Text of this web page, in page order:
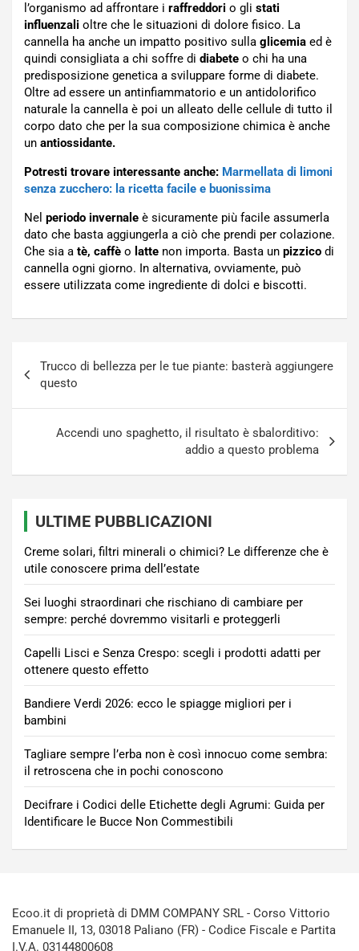
l’organismo ad affrontare i raffreddori o gli stati
influenzali oltre che le situazioni di dolore fisico. La
cannella ha anche un impatto positivo sulla glicemia ed è
quindi consigliata a chi soffre di diabete o chi ha una
predisposizione genetica a sviluppare forme di diabete.
Oltre ad essere un antinfiammatorio e un antidolorifico
naturale la cannella è poi un alleato delle cellule di tutto il
corpo dato che per la sua composizione chimica è anche
un antiossidante.
Potresti trovare interessante anche: Marmellata di limoni
senza zucchero: la ricetta facile e buonissima
Nel periodo invernale è sicuramente più facile assumerla
dato che basta aggiungerla a ciò che prendi per colazione.
Che sia a tè, caffè o latte non importa. Basta un pizzico di
cannella ogni giorno. In alternativa, ovviamente, può
essere utilizzata come ingrediente di dolci e biscotti.
articoli
Trucco di bellezza per le tue piante: basterà aggiungere
questo
Accendi uno spaghetto, il risultato è sbalorditivo:
addio a questo problema
ULTIME PUBBLICAZIONI
Creme solari, filtri minerali o chimici? Le differenze che è
utile conoscere prima dell’estate
Sei luoghi straordinari che rischiano di cambiare per
sempre: perché dovremmo visitarli e proteggerli
Capelli Lisci e Senza Crespo: scegli i prodotti adatti per
ottenere questo effetto
Bandiere Verdi 2026: ecco le spiagge migliori per i
bambini
Tagliare sempre l’erba non è così innocuo come sembra:
il retroscena che in pochi conoscono
Decifrare i Codici delle Etichette degli Agrumi: Guida per
Identificare le Bucce Non Commestibili
Ecoo.it di proprietà di DMM COMPANY SRL - Corso Vittorio
Emanuele II, 13, 03018 Paliano (FR) - Codice Fiscale e Partita
I.V.A. 03144800608